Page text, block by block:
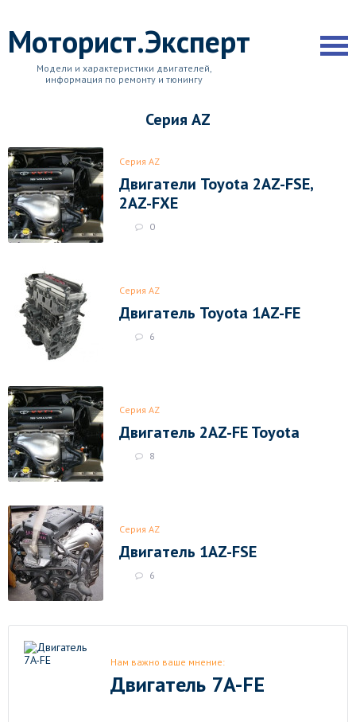
Моторист.Эксперт
Модели и характеристики двигателей,
информация по ремонту и тюнингу
Серия AZ
Серия AZ
Двигатели Toyota 2AZ-FSE,
2AZ-FXE
0
Серия AZ
Двигатель Toyota 1AZ-FE
6
Серия AZ
Двигатель 2AZ-FE Toyota
8
Серия AZ
Двигатель 1AZ-FSE
6
Нам важно ваше мнение:
Двигатель 7A-FE